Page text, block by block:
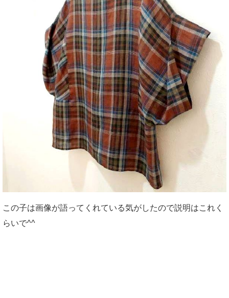
この子は画像が語ってくれている気がしたので説明はこれく
らいで^^